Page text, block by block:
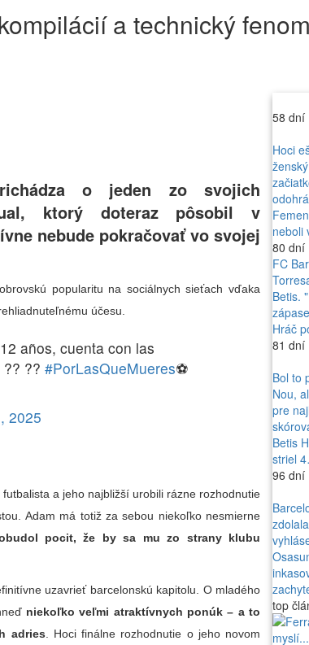
a technický
o jeden zo svojich
ktorý doteraz pôsobil v
nebude pokračovať vo svojej
popularitu na sociálnych sieťach vďaka
účesu.
años, cuenta con las
?? #PorLasQueMueres⚽️
2025
futbalista a jeho najbližší urobili rázne rozhodnutie
Adam má totiž za sebou niekoľko nesmierne
pocit, že by sa mu zo strany klubu
uzavrieť barcelonskú kapitolu. O mladého
niekoľko veľmi atraktívnych ponúk – a to
adries. Hoci finálne rozhodnutie o jeho novom
58 dní
Hoci
neboli
80 dní
FC
Betis.
Hráč
81 dní
Bol to
Nou,
pre
Betis
striel
96 dní
top